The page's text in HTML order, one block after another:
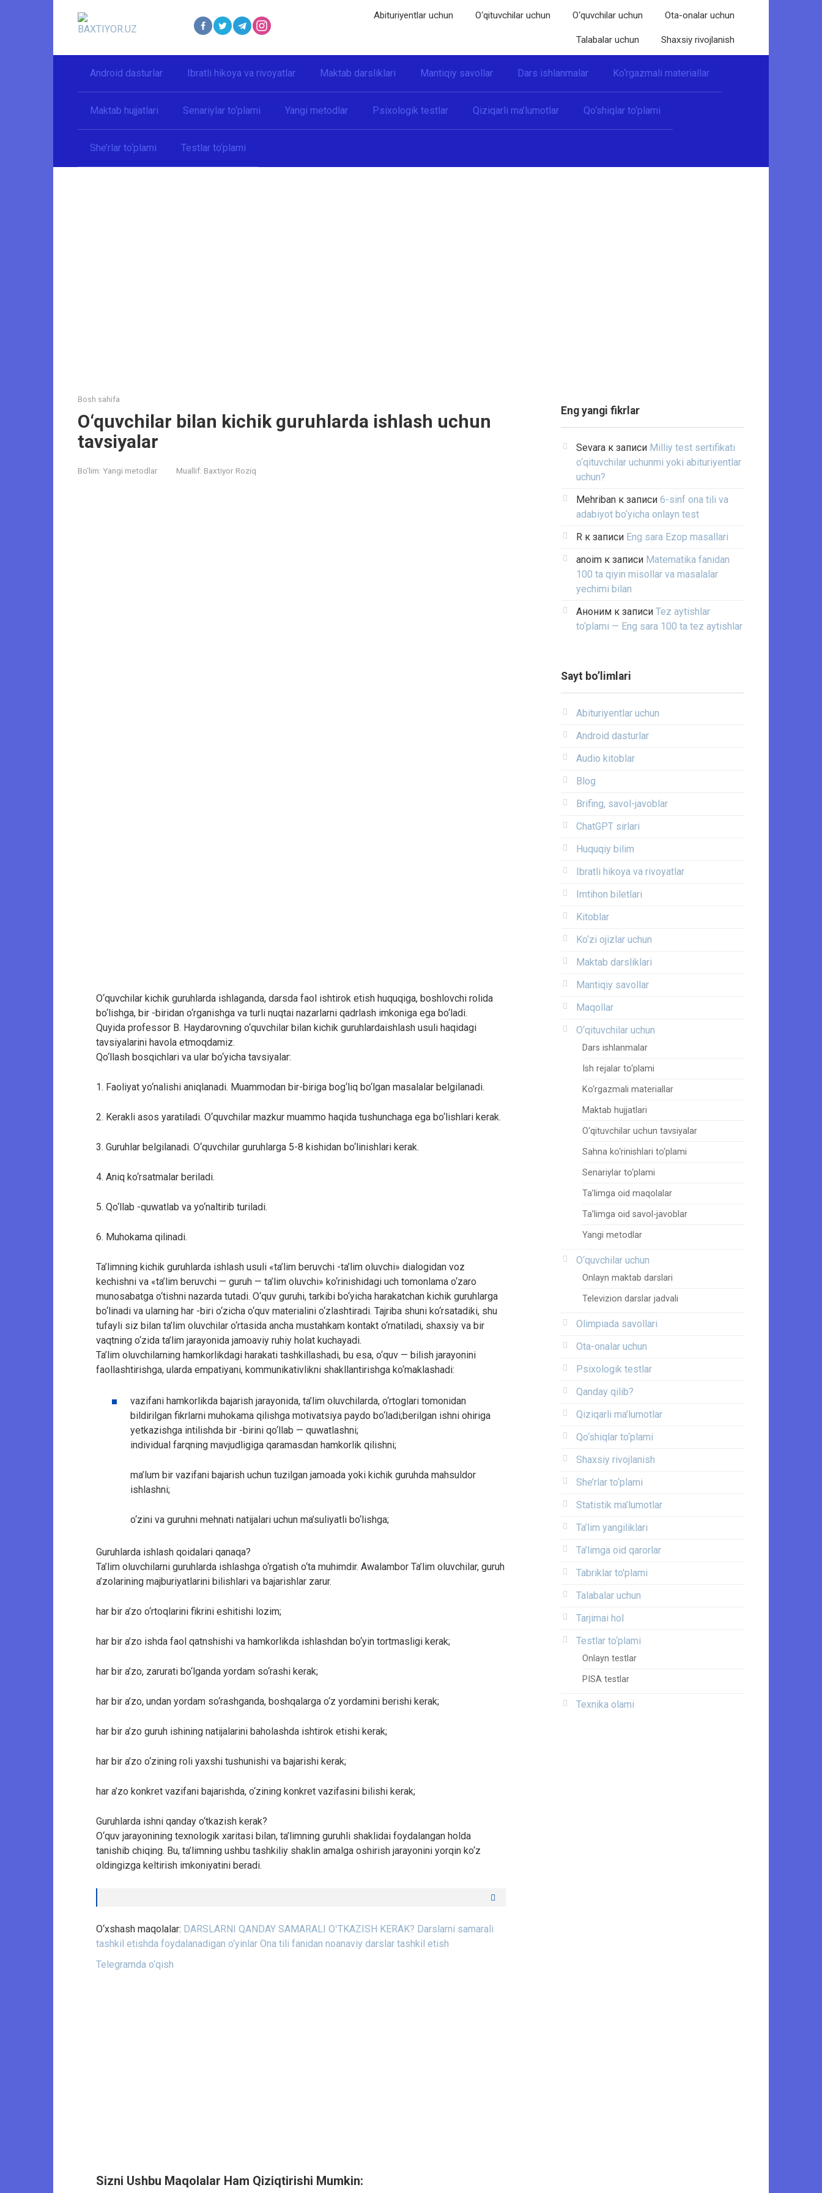
Abituriyentlar uchun O‘qituvchilar uchun O‘quvchilar uchun Ota-onalar uchun
Talabalar uchun Shaxsiy rivojlanish
Android dasturlar Ibratli hikoya va rivoyatlar Maktab darsliklari Mantiqiy savollar Dars ishlanmalar Ko‘rgazmali materiallar
Maktab hujjatlari Senariylar to‘plami Yangi metodlar Psixologik testlar Qiziqarli ma’lumotlar Qo‘shiqlar to‘plami
She’rlar to‘plami Testlar to‘plami
Bosh sahifa
O‘quvchilar bilan kichik guruhlarda ishlash uchun
tavsiyalar
Bo‘lim: Yangi metodlar Muallif: Baxtiyor Roziq
O‘quvchilar kichik guruhlarda ishlaganda, darsda faol ishtirok etish huquqiga, boshlovchi rolida
bo‘lishga, bir -biridan o‘rganishga va turli nuqtai nazarlarni qadrlash imkoniga ega bo‘ladi.
Quyida professor B. Haydarovning o‘quvchilar bilan kichik guruhlardaishlash usuli haqidagi
tavsiyalarini havola etmoqdamiz.
Qo‘llash bosqichlari va ular bo‘yicha tavsiyalar:
1. Faoliyat yo‘nalishi aniqlanadi. Muammodan bir-biriga bog‘liq bo‘lgan masalalar belgilanadi.
2. Kerakli asos yaratiladi. O‘quvchilar mazkur muammo haqida tushunchaga ega bo‘lishlari kerak.
3. Guruhlar belgilanadi. O‘quvchilar guruhlarga 5-8 kishidan bo‘linishlari kerak.
4. Aniq ko‘rsatmalar beriladi.
5. Qo‘llab -quwatlab va yo‘naltirib turiladi.
6. Muhokama qilinadi.
Ta’limning kichik guruhlarda ishlash usuli «ta’lim beruvchi -ta’lim oluvchi» dialogidan voz
kechishni va «ta’lim beruvchi — guruh — ta’lim oluvchi» ko‘rinishidagi uch tomonlama o‘zaro
munosabatga o‘tishni nazarda tutadi. O‘quv guruhi, tarkibi bo‘yicha harakatchan kichik guruhlarga
bo‘linadi va ularning har -biri o‘zicha o‘quv materialini o‘zlashtiradi. Tajriba shuni ko‘rsatadiki, shu
tufayli siz bilan ta’lim oluvchilar o‘rtasida ancha mustahkam kontakt o‘rnatiladi, shaxsiy va bir
vaqtning o‘zida ta’lim jarayonida jamoaviy ruhiy holat kuchayadi.
Ta’lim oluvchilarning hamkorlikdagi harakati tashkillashadi, bu esa, o‘quv — bilish jarayonini
faollashtirishga, ularda empatiyani, kommunikativlikni shakllantirishga ko‘maklashadi:
vazifani hamkorlikda bajarish jarayonida, ta’lim oluvchilarda, o‘rtoglari tomonidan
bildirilgan fikrlarni muhokama qilishga motivatsiya paydo bo‘ladi;berilgan ishni ohiriga
yetkazishga intilishda bir -birini qo‘llab — quwatlashni;
individual farqning mavjudligiga qaramasdan hamkorlik qilishni;
ma’lum bir vazifani bajarish uchun tuzilgan jamoada yoki kichik guruhda mahsuldor
ishlashni;
o‘zini va guruhni mehnati natijalari uchun ma’suliyatli bo‘lishga;
Guruhlarda ishlash qoidalari qanaqa?
Ta’lim oluvchilarni guruhlarda ishlashga o‘rgatish o‘ta muhimdir. Awalambor Ta’lim oluvchilar, guruh
a’zolarining majburiyatlarini bilishlari va bajarishlar zarur.
har bir a’zo o‘rtoqlarini fikrini eshitishi lozim;
har bir a’zo ishda faol qatnshishi va hamkorlikda ishlashdan bo‘yin tortmasligi kerak;
har bir a’zo, zarurati bo‘lganda yordam so‘rashi kerak;
har bir a’zo, undan yordam so‘rashganda, boshqalarga o‘z yordamini berishi kerak;
har bir a’zo guruh ishining natijalarini baholashda ishtirok etishi kerak;
har bir a’zo o‘zining roli yaxshi tushunishi va bajarishi kerak;
har a’zo konkret vazifani bajarishda, o‘zining konkret vazifasini bilishi kerak;
Guruhlarda ishni qanday o‘tkazish kerak?
O‘quv jarayonining texnologik xaritasi bilan, ta’limning guruhli shaklidai foydalangan holda
tanishib chiqing. Bu, ta’limning ushbu tashkiliy shaklin amalga oshirish jarayonini yorqin ko‘z
oldingizga keltirish imkoniyatini beradi.
O‘xshash maqolalar: ​DARSLARNI QANDAY SAMARALI OʻTKAZISH KERAK? Darslarni samarali
tashkil etishda foydalanadigan o‘yinlar Ona tili fanidan noanaviy darslar tashkil etish
Telegramda o‘qish
Sizni Ushbu Maqolalar Ham Qiziqtirishi Mumkin:
Eng yangi fikrlar
Sevara к записи Milliy test sertifikati
o‘qituvchilar uchunmi yoki abituriyentlar
uchun?
Mehriban к записи 6-sinf ona tili va
adabiyot bo‘yicha onlayn test
R к записи Eng sara Ezop masallari
anoim к записи Matematika fanidan
100 ta qiyin misollar va masalalar
yechimi bilan
Аноним к записи Tez aytishlar
to‘plami — Eng sara 100 ta tez aytishlar
Sayt bo’limlari
Abituriyentlar uchun
Android dasturlar
Audio kitoblar
Blog
Brifing, savol-javoblar
ChatGPT sirlari
Huquqiy bilim
Ibratli hikoya va rivoyatlar
Imtihon biletlari
Kitoblar
Ko‘zi ojizlar uchun
Maktab darsliklari
Mantiqiy savollar
Maqollar
O‘qituvchilar uchun
Dars ishlanmalar
Ish rejalar to‘plami
Ko‘rgazmali materiallar
Maktab hujjatlari
O‘qituvchilar uchun tavsiyalar
Sahna ko‘rinishlari to‘plami
Senariylar to‘plami
Ta’limga oid maqolalar
Ta’limga oid savol-javoblar
Yangi metodlar
O‘quvchilar uchun
Onlayn maktab darslari
Televizion darslar jadvali
Olimpiada savollari
Ota-onalar uchun
Psixologik testlar
Qanday qilib?
Qiziqarli ma’lumotlar
Qo‘shiqlar to‘plami
Shaxsiy rivojlanish
She’rlar to‘plami
Statistik ma’lumotlar
Ta’lim yangiliklari
Ta’limga oid qarorlar
Tabriklar to'plami
Talabalar uchun
Tarjimai hol
Testlar to‘plami
Onlayn testlar
PISA testlar
Texnika olami